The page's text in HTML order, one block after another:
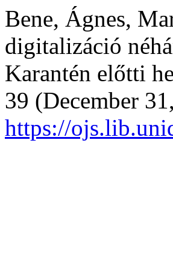
Bene, Ágnes,
digitalizáció
Karantén előtti
39 (December
https://